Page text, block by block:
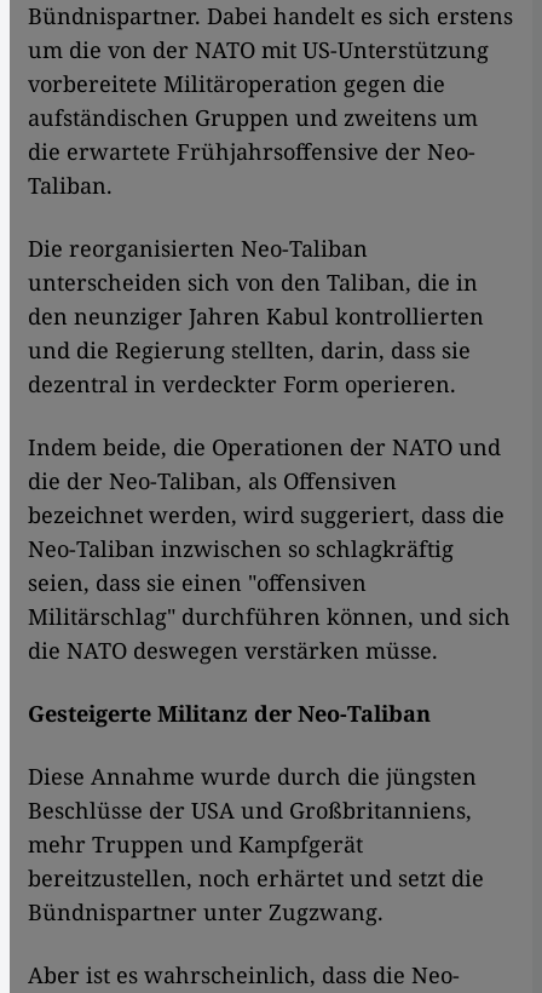
Bündnispartner. Dabei handelt es sich erstens
um die von der NATO mit US-Unterstützung
vorbereitete Militäroperation gegen die
aufständischen Gruppen und zweitens um
die erwartete Frühjahrsoffensive der Neo-
Taliban.
Die reorganisierten Neo-Taliban
unterscheiden sich von den Taliban, die in
den neunziger Jahren Kabul kontrollierten
und die Regierung stellten, darin, dass sie
dezentral in verdeckter Form operieren.
Indem beide, die Operationen der NATO und
die der Neo-Taliban, als Offensiven
bezeichnet werden, wird suggeriert, dass die
Neo-Taliban inzwischen so schlagkräftig
seien, dass sie einen "offensiven
Militärschlag" durchführen können, und sich
die NATO deswegen verstärken müsse.
Gesteigerte Militanz der Neo-Taliban
Diese Annahme wurde durch die jüngsten
Beschlüsse der USA und Großbritanniens,
mehr Truppen und Kampfgerät
bereitzustellen, noch erhärtet und setzt die
Bündnispartner unter Zugzwang.
Aber ist es wahrscheinlich, dass die Neo-